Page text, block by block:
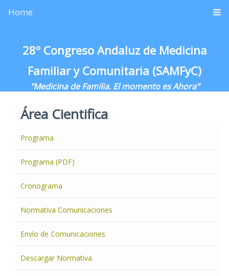
Home
28º Congreso Andaluz de Medicina
Familiar y Comunitaria (SAMFyC)
"Medicina de Familia. El momento es Ahora"
Área Cientifica
Programa
Programa (PDF)
Cronograma
Normativa Comunicaciones
Envío de Comunicaciones
Descargar Normativa